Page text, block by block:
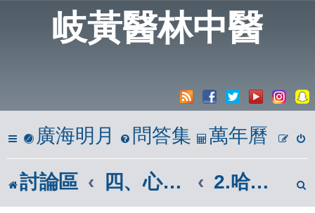
岐黃醫林中醫
廣海明月 問答集 萬年曆
討論區 四、心築情巢 2.哈拉區(我有話說說)